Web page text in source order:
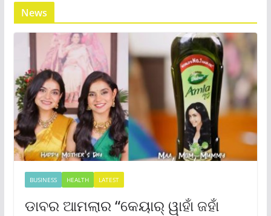
News
BUSINESS HEALTH LATEST
ଡାବର ଆମଲାର “କେୟାର୍ ୱାହାଁ ଜହାଁ